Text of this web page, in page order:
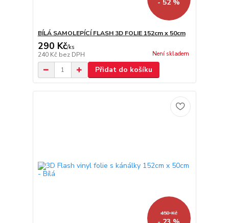
- 52 %
BÍLÁ SAMOLEPÍCÍ FLASH 3D FOLIE 152cm x 50cm
290 Kč/ks
240 Kč bez DPH Není skladem
Přidat do košíku
450 Kč